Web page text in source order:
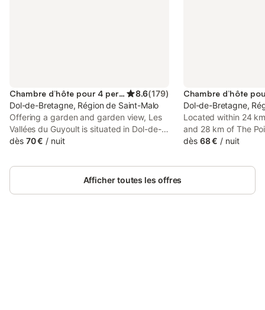
Chambre d’hôte pour 4 personnes 8.6(179)
Dol-de-Bretagne, Région de Saint-Malo
Offering a garden and garden view, Les
Vallées du Guyoult is situated in Dol-de-
Bretagne, 22 km from Port of Houle and
dès 70 € / nuit
Dol-de-Bretagne,
Located within 24
and 28 km of The
Dol-de-Bretagne,
seating area. Set 28
dès 68 € / nuit
Afficher toutes les offres